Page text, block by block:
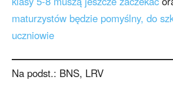
maturzystów będzie pomyślny, do
uczniowie
Na podst.: BNS, LRV